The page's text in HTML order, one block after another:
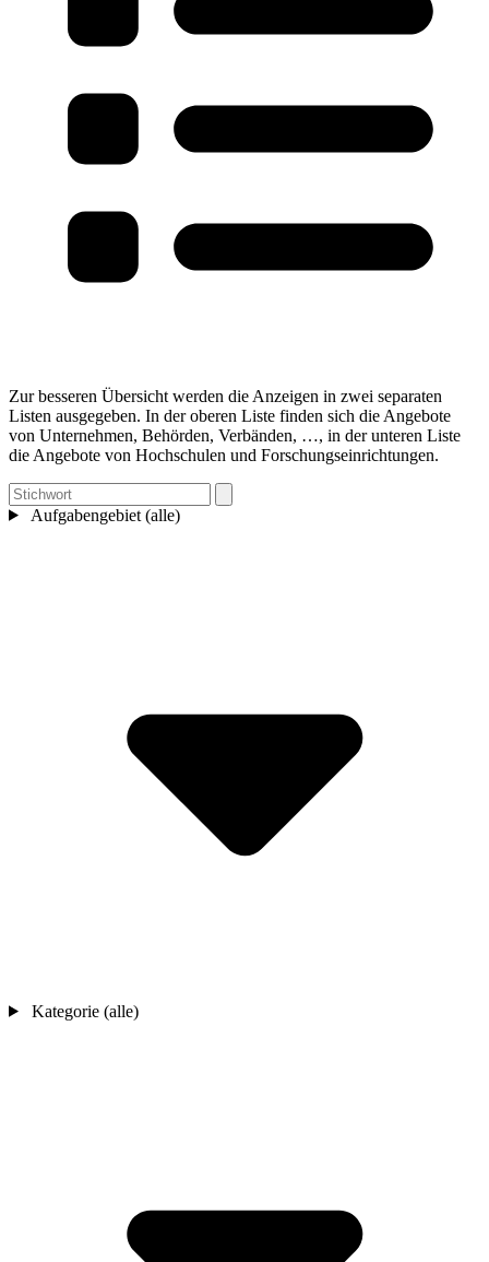
Zur besseren Übersicht werden die Anzeigen in zwei separaten
Listen ausgegeben. In der oberen Liste finden sich die Angebote
von Unternehmen, Behörden, Verbänden, …, in der unteren Liste
die Angebote von Hochschulen und Forschungseinrichtungen.
Aufgabengebiet (alle)
Kategorie (alle)